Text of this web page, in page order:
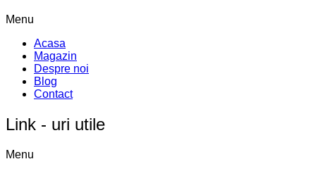
Menu
Acasa
Magazin
Despre noi
Blog
Contact
Link - uri utile
Menu